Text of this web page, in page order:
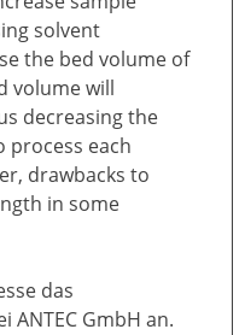
solvent
the bed volume of
volume will
decreasing the
process each
drawbacks to
in some
das
GmbH an.